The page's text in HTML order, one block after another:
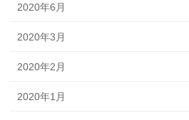
2020年6月
2020年3月
2020年2月
2020年1月